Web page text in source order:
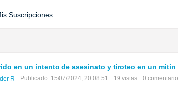
Suscripciones
en un intento de asesinato y tiroteo en un mitin
R Publicado: 15/07/2024, 20:08:51 19 vistas
0